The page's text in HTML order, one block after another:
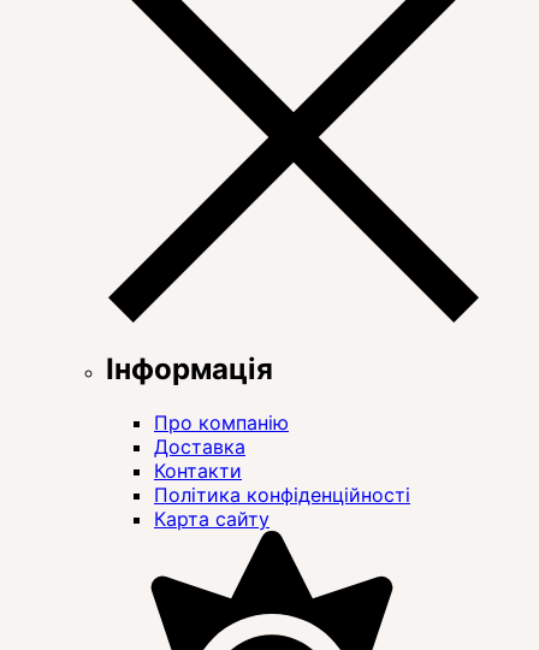
Інформація
Про компанію
Доставка
Контакти
Політика конфіденційності
Карта сайту